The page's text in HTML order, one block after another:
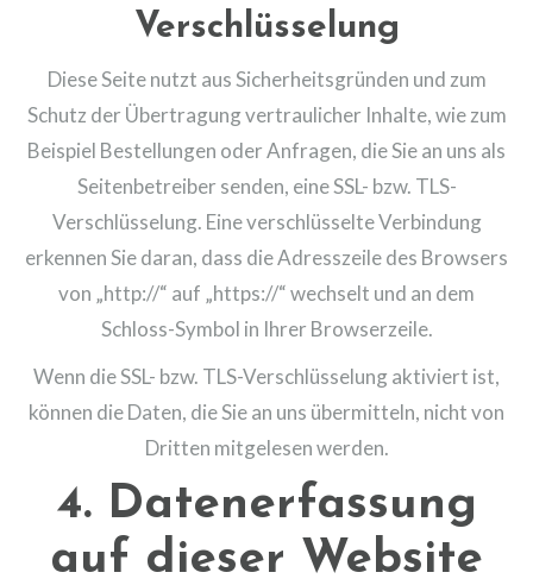
Verschlüsselung
Diese Seite nutzt aus Sicherheitsgründen und zum
Schutz der Übertragung vertraulicher Inhalte, wie zum
Beispiel Bestellungen oder Anfragen, die Sie an uns als
Seitenbetreiber senden, eine SSL- bzw. TLS-
Verschlüsselung. Eine verschlüsselte Verbindung
erkennen Sie daran, dass die Adresszeile des Browsers
von „http://“ auf „https://“ wechselt und an dem
Schloss-Symbol in Ihrer Browserzeile.
Wenn die SSL- bzw. TLS-Verschlüsselung aktiviert ist,
können die Daten, die Sie an uns übermitteln, nicht von
Dritten mitgelesen werden.
4. Datenerfassung
auf dieser Website